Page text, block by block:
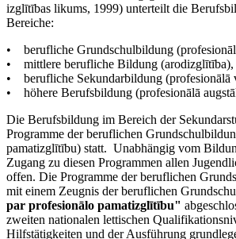
izglītības likums, 1999) unterteilt die
Bereiche:
• berufliche Grundschulbildung
• mittlere berufliche Bildung (arodizglītība),
• berufliche Sekundarbildung (profesionālā
• höhere Berufsbildung (profesionālā
Die Berufsbildung im Bereich der
Programme der beruflichen
pamatizglītību) statt. Unabhängig vom
Zugang zu diesen Programmen allen
offen. Die Programme der beruflichen
mit einem Zeugnis der beruflichen
par profesionālo pamatizglītību"
zweiten nationalen lettischen
Hilfstätigkeiten und der Ausführung